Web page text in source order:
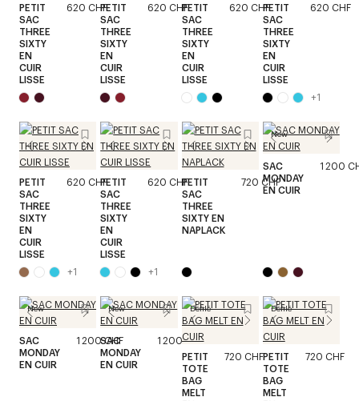
PETIT
SAC
THREE
SIXTY
EN
CUIR
LISSE
620 CHFPETIT
SAC
THREE
SIXTY
EN
CUIR
LISSE
620 CHFPETIT
SAC
THREE
SIXTY
EN
CUIR
LISSE
620 CHFPETIT
SAC
THREE
SIXTY
EN
CUIR
LISSE
620 CHF
+1
PETIT
SAC
THREE
SIXTY
EN
CUIR
LISSE
620 CHF
+1
PETIT
SAC
THREE
SIXTY
EN
CUIR
LISSE
620 CHF
+1
PETIT
SAC
THREE
SIXTY EN
NAPLACK
720 CHF
New
SAC
MONDAY
EN CUIR
1 200
New
SAC
MONDAY
EN CUIR
1 200 CHF
New
SAC
MONDAY
EN CUIR
1 200 CHF
Défilé
PETIT
TOTE
BAG
MELT
720 CHF
Défilé
PETIT
TOTE
BAG
MELT
720 CHF